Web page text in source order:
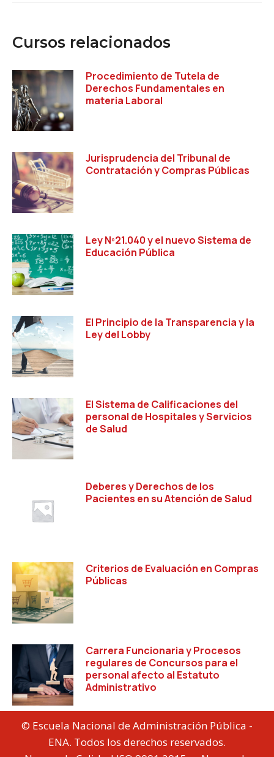
Cursos relacionados
Procedimiento de Tutela de
Derechos Fundamentales en
materia Laboral
Jurisprudencia del Tribunal de
Contratación y Compras Públicas
Ley Nº21.040 y el nuevo Sistema de
Educación Pública
El Principio de la Transparencia y la
Ley del Lobby
El Sistema de Calificaciones del
personal de Hospitales y Servicios
de Salud
Deberes y Derechos de los
Pacientes en su Atención de Salud
Criterios de Evaluación en Compras
Públicas
Carrera Funcionaria y Procesos
regulares de Concursos para el
personal afecto al Estatuto
Administrativo
© Escuela Nacional de Administración Pública -
ENA. Todos los derechos reservados.